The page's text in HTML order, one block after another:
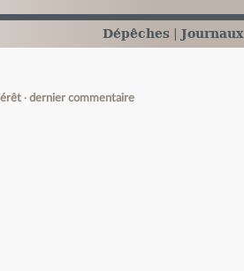
Dépêches Journaux
dernier commentaire